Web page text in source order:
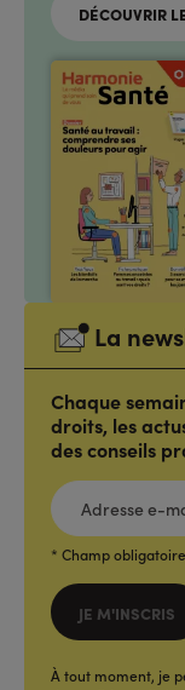
DÉCOUVRIR
La
Chaque
droits, les
des conseils
ADRESSE
E-
MAIL
(FORMAT:
* Champ obligatoire
JE M'INSCRIS
À tout moment, je